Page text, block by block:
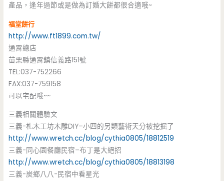
產品，逢年過節或是做為訂婚大餅都很合適哦~
福堂餅行
http://www.ft1899.com.tw/
通霄總店
苗栗縣通霄鎮信義路151號
TEL:037-752266
FAX:037-759158
可以宅配哦~~
三義相關體驗文
三義-札木工坊木雕DIY–小四的另類藝術天分被挖掘了
http://www.wretch.cc/blog/cythia0805/18812519
三義-同心園餐廳民宿–布丁是大絕招
http://www.wretch.cc/blog/cythia0805/18813198
三義-炭鄉八八-民宿中看星光